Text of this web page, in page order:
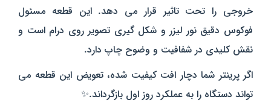
خروجی را تحت تاثیر قرار می‌ دهد. این قطعه مسئول
فوکوس دقیق نور لیزر و شکل‌ گیری تصویر روی درام است و
نقش کلیدی در شفافیت و وضوح چاپ دارد.
اگر پرینتر شما دچار افت کیفیت شده، تعویض این قطعه می‌
تواند دستگاه را به عملکرد روز اول بازگرداند.✨